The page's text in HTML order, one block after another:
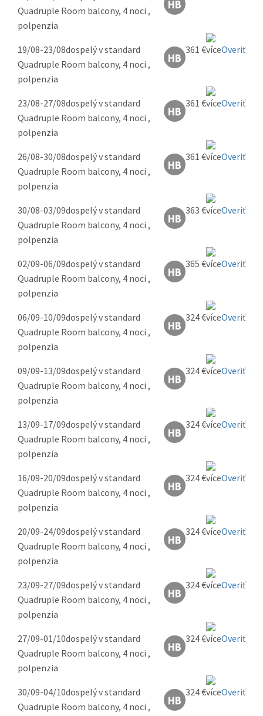
Quadruple Room balcony, 4 noci ,
polpenzia
19/08-23/08dospelý v standard
Quadruple Room balcony, 4 noci ,
polpenzia
361 € Overiť
23/08-27/08dospelý v standard
Quadruple Room balcony, 4 noci ,
polpenzia
361 € Overiť
26/08-30/08dospelý v standard
Quadruple Room balcony, 4 noci ,
polpenzia
361 € Overiť
30/08-03/09dospelý v standard
Quadruple Room balcony, 4 noci ,
polpenzia
363 € Overiť
02/09-06/09dospelý v standard
Quadruple Room balcony, 4 noci ,
polpenzia
365 € Overiť
06/09-10/09dospelý v standard
Quadruple Room balcony, 4 noci ,
polpenzia
324 € Overiť
09/09-13/09dospelý v standard
Quadruple Room balcony, 4 noci ,
polpenzia
324 € Overiť
13/09-17/09dospelý v standard
Quadruple Room balcony, 4 noci ,
polpenzia
324 € Overiť
16/09-20/09dospelý v standard
Quadruple Room balcony, 4 noci ,
polpenzia
324 € Overiť
20/09-24/09dospelý v standard
Quadruple Room balcony, 4 noci ,
polpenzia
324 € Overiť
23/09-27/09dospelý v standard
Quadruple Room balcony, 4 noci ,
polpenzia
324 € Overiť
27/09-01/10dospelý v standard
Quadruple Room balcony, 4 noci ,
polpenzia
324 € Overiť
30/09-04/10dospelý v standard
Quadruple Room balcony, 4 noci ,
324 € Overiť